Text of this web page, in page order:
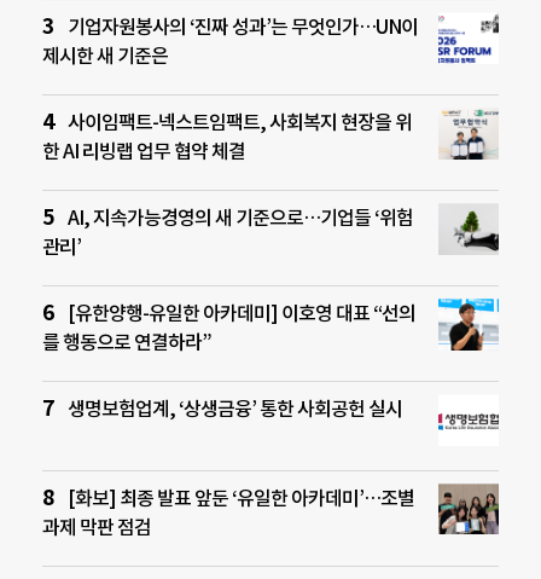
기업자원봉사의 ‘진짜 성과’는 무엇인가…UN이
제시한 새 기준은
사이임팩트-넥스트임팩트, 사회복지 현장을 위
한 AI 리빙랩 업무 협약 체결
AI, 지속가능경영의 새 기준으로…기업들 ‘위험
관리’
[유한양행-유일한 아카데미] 이호영 대표 “선의
를 행동으로 연결하라”
생명보험업계, ‘상생금융’ 통한 사회공헌 실시
[화보] 최종 발표 앞둔 ‘유일한 아카데미’…조별
과제 막판 점검